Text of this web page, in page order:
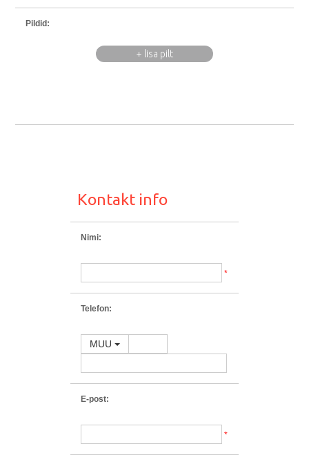
Pildid:
+ lisa pilt
Kontakt info
Nimi:
*
Telefon:
MUU
E-post:
*